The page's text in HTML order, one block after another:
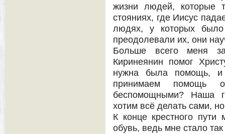
жизни людей, которые
стояниях, где Иисус
людях, у которых
преодолевали их, они
Больше всего меня
Киринеянин помог
нужна была помощь,
принимаем помощь
беспомощными? Наша
хотим всё делать сами,
К конце крестного
обувь, ведь мне стало